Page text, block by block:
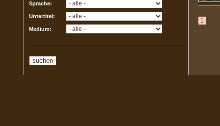
Sprache:
Untertitel:
Medium:
1